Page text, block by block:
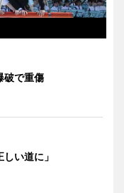
破で重傷
い道に」